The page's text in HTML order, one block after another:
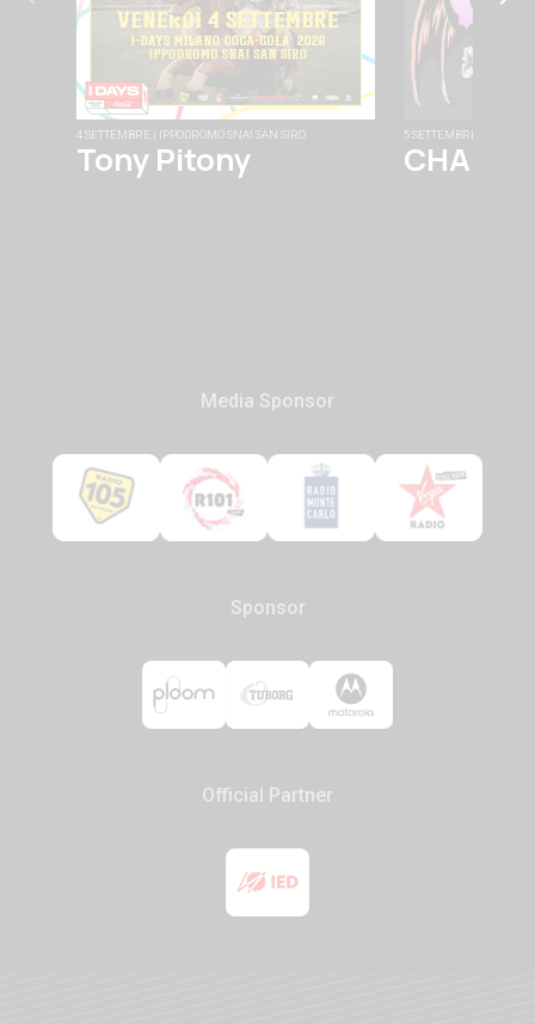
4 SETTEMBRE | IPPODROMO SNAI SAN SIRO
Tony Pitony
5 SETTEMBRE |
Media Sponsor
Sponsor
Official Partner